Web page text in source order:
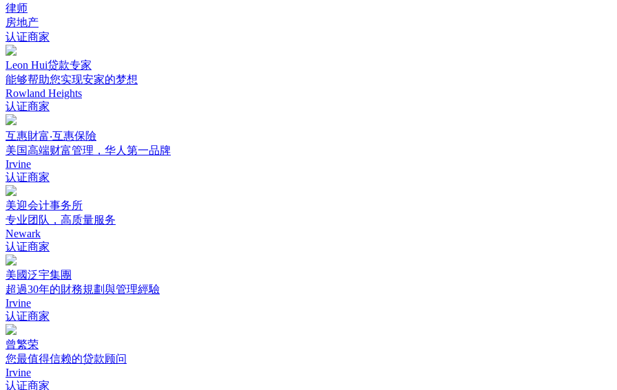
律师
房地产
认证商家
Leon Hui贷款专家
能够帮助您实现安家的梦想
Rowland Heights
认证商家
互惠財富‧互惠保險
美国高端财富管理，华人第一品牌
Irvine
认证商家
美迎会计事务所
专业团队，高质量服务
Newark
认证商家
美國泛宇集團
超過30年的財務規劃與管理經驗
Irvine
认证商家
曾繁荣
您最值得信赖的贷款顾问
Irvine
认证商家